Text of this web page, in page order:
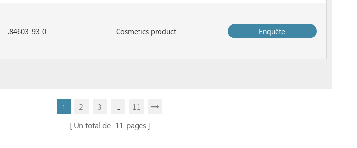
.84603-93-0 Cosmetics product Enquête
1 2 3 ...
11
Un total de 11 pages